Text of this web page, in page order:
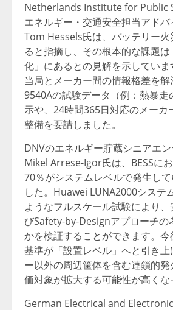
Netherlands Institute for Public
エネルギー・交通安全担当アドバ
Tom Hessels氏は、バッテリー
ると指摘し、その根本的な課題は
化」にあるとの見解を示してい
当局とメーカー間の情報格差を
9540Aの試験データ（例：熱暴走
示や、24時間365日対応のメーカ
整備を要請しました。
DNVのエネルギー貯蔵シニアエ
Mikel Arrese-Igor氏は、BESSに
70％がシステムレベルで発生し
した。Huawei LUNA2000システ
ようなフルスケール試験により
びSafety-by-Designアプローチの
かを検証することができます。
基準が「設置レベル」へと引き上
ー以外の周辺筐体を含む連鎖的
価対象が拡大する可能性が高くな
German Electrical and